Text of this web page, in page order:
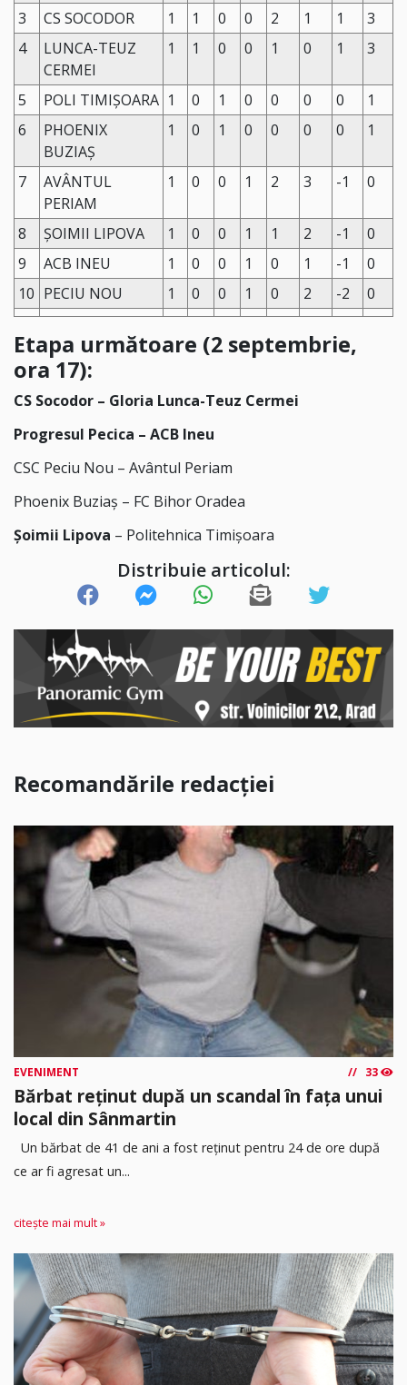
3 CS SOCODOR 1 1 0 0 2 1 1
3
4
LUNCA-TEUZ
CERMEI
1 1 0 0 1 0 1 3
5 POLI TIMIȘOARA 1 0 1 0 0 0 0
1
6
PHOENIX
BUZIAȘ
1 0 1 0 0 0 0 1
7
AVÂNTUL
PERIAM
1 0 0 1 2 3 -1 0
8 ȘOIMII LIPOVA 1 0 0 1 1 2 -1
0
9
ACB INEU 1 0 0 1 0 1 -1
0
10 PECIU NOU 1 0 0 1 0 2 -2 0
Etapa următoare (2 septembrie,
ora 17):
CS Socodor – Gloria Lunca-Teuz Cermei
Progresul Pecica – ACB Ineu
CSC Peciu Nou – Avântul Periam
Phoenix Buziaș – FC Bihor Oradea
Şoimii Lipova – Politehnica Timişoara
Distribuie articolul:
Recomandările redacției
EVENIMENT 33
Bărbat reținut după un scandal în fața unui
local din Sânmartin
Un bărbat de 41 de ani a fost reținut pentru 24 de ore după
ce ar fi agresat un...
citește mai mult »